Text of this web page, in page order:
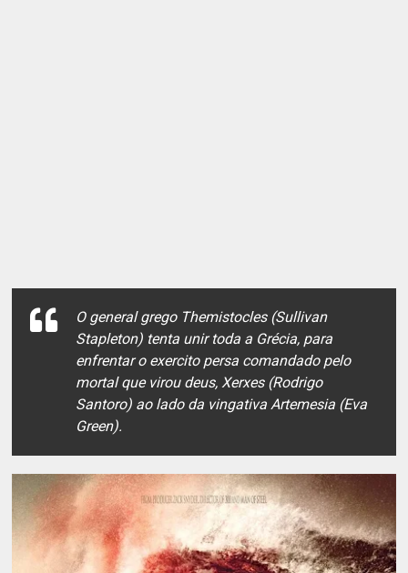
O general grego Themistocles (Sullivan
Stapleton) tenta unir toda a Grécia, para
enfrentar o exercito persa comandado pelo
mortal que virou deus, Xerxes (Rodrigo
Santoro) ao lado da vingativa Artemesia (Eva
Green).